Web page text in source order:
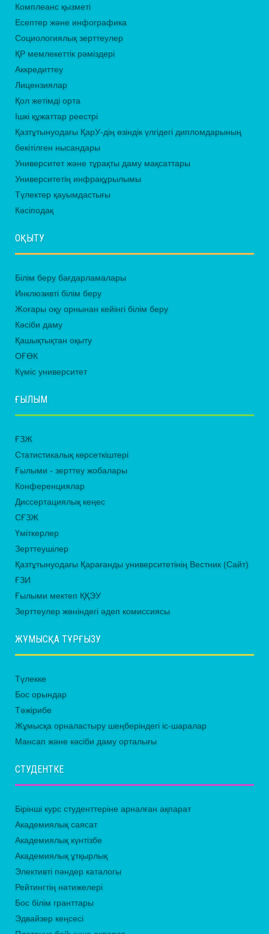
Комплеанс қызметі
Есептер және инфографика
Социологиялық зерттеулер
ҚР мемлекеттік рәміздері
Аккредиттеу
Лицензиялар
Қол жетімді орта
Ішкі құжаттар реестрі
Қазтұтынуодағы ҚарУ-дің өзіндік үлгідегі дипломдарының
бекітілген нысандары
Университет және тұрақты даму мақсаттары
Университетің инфрақұрылымы
Түлектер қауымдастығы
Кәсіподақ
ОҚЫТУ
Білім беру бағдарламалары
Инклюзивті білім беру
Жоғары оқу орнынан кейінгі білім беру
Кәсіби даму
Қашықтықтан оқыту
ОҒӨК
Күміс университет
ҒЫЛЫМ
ҒЗЖ
Статистикалық көрсеткіштері
Ғылыми - зерттеу жобалары
Конференциялар
Диссертациялық кеңес
СҒЗЖ
Үміткерлер
Зерттеушілер
Қазтұтынуодағы Қарағанды университетінің Вестник (Сайт)
ҒЗИ
Ғылыми мектеп ҚҚЭУ
Зерттеулер жөніндегі әдеп комиссиясы
ЖҰМЫСҚА ТҰРҒЫЗУ
Түлекке
Бос орындар
Тәжірибе
Жұмысқа орналастыру шеңберіндегі іс-шаралар
Мансап және кәсіби даму орталығы
СТУДЕНТКЕ
Бірінші курс студенттеріне арналған ақпарат
Академиялық саясат
Академиялық күнтізбе
Академиялық ұтқырлық
Элективті пәндер каталогы
Рейтингтің нәтижелері
Бос білім гранттары
Эдвайзер кеңсесі